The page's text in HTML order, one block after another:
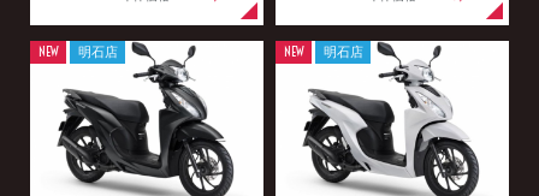
NEW 明石店 NEW 明石店